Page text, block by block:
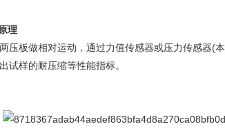
理
压板做相对运动，通过力值传感器或压力传感器(
试样的耐压缩等性能指标。